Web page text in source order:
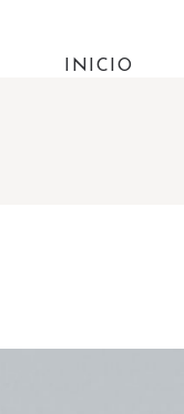
INICIO